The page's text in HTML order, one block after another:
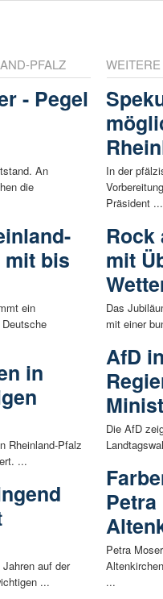
PFALZ
- Pegel
An
die
mit bis
ein
in
Rheinland-Pfalz
...
auf der
...
In der
Präsident ...
Rock
mit
Das
mit einer
AfD
Die AfD
Petra
...